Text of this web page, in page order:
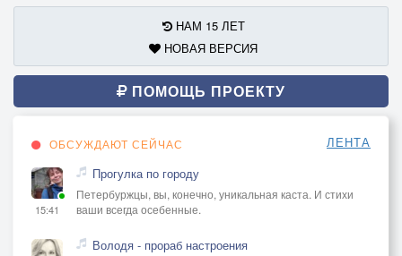
НАМ 15 ЛЕТ
НОВАЯ ВЕРСИЯ
ПОМОЩЬ ПРОЕКТУ
ОБСУЖДАЮТ СЕЙЧАС ЛЕНТА
15:41
Прогулка по городу
Петербуржцы, вы, конечно, уникальная каста. И стихи
ваши всегда осебенные.
Володя - прораб настроения